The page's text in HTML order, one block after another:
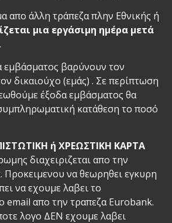
απο άλλη τράπεζα πλην Εθνικής ή
μια εργάσιμη ημέρα μετά
εμβάσματος βαρύνουν τον
δικαιούχο (εμάς) . Σε περίπτωση
έξοδα εμβάσματος θα
κατάθεση το ποσό
ή ΧΡΕΩΣΤΙΚΗ ΚΑΡΤΑ
διαχειριζεται απο την
Προκειμενου να θεωρηθει εγκυρη
να εχουμε λαβει το
email απο την τραπεζα Eurobank.
λογο ΔΕΝ εχουμε λαβει